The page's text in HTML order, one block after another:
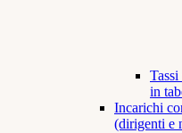
in
Incarichi
(dirigenti e